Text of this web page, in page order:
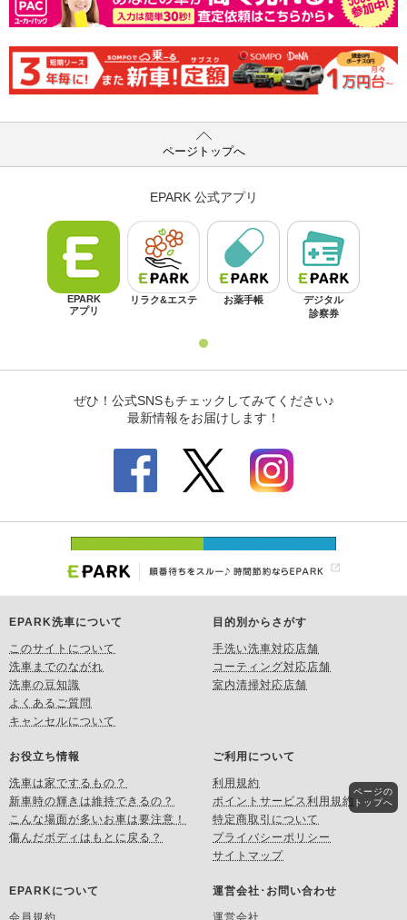
ページトップへ
EPARK洗車について
このサイトについて
洗車までのながれ
洗車の豆知識
よくあるご質問
キャンセルについて
目的別からさがす
手洗い洗車対応店舗
コーティング対応店舗
室内清掃対応店舗
お役立ち情報
洗車は家でするもの？
新車時の輝きは維持できるの？
こんな場面が多いお車は要注意！
傷んだボディはもとに戻る？
ご利用について
利用規約
ポイントサービス利用規約
特定商取引について
プライバシーポリシー
サイトマップ
EPARKについて
会員規約
運営会社･お問い合わせ
運営会社
ページの
トップへ